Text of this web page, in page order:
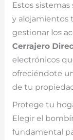
Estos sistemas
y alojamientos
gestionar los
Cerrajero
electrónicos
ofreciéndote
de tu
Protege tu
Elegir el
fundamental